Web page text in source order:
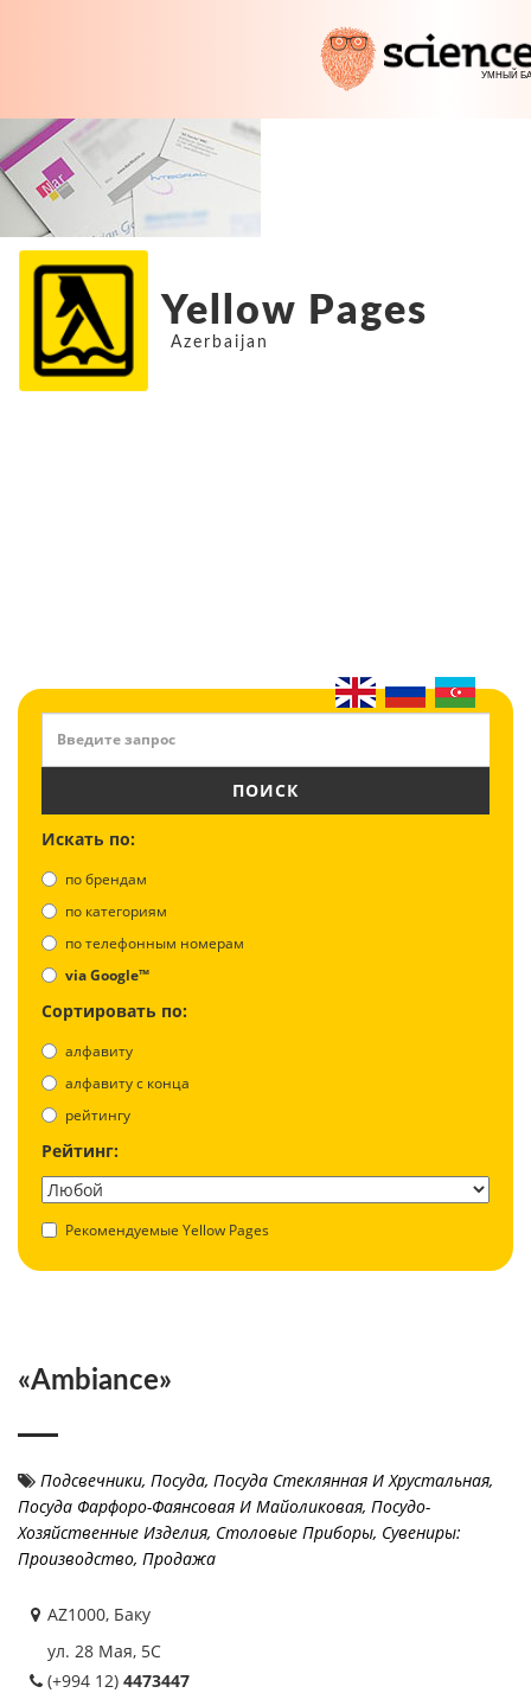
Yellow Pages
Azerbaijan
ПОИСК
Искать по:
по брендам
по категориям
по телефонным номерам
via Google™
Сортировать по:
алфавиту
aлфавиту с конца
рейтингу
Рейтинг:
Рекомендуемые Yellow Pages
«Ambiance»
Подсвечники, Посуда, Посуда Стеклянная И Хрустальная,
Посуда Фарфоро-Фаянсовая И Майоликовая, Посудо-
Хозяйственные Изделия, Столовые Приборы, Сувениры:
Производство, Продажа
AZ1000, Баку
ул. 28 Мая, 5С
(+994 12) 4473447